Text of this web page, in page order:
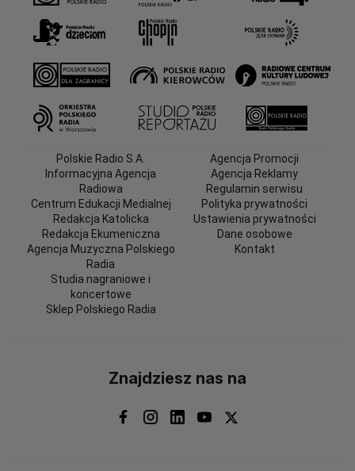
Polskie Radio S.A.
Informacyjna Agencja
Radiowa
Centrum Edukacji Medialnej
Redakcja Katolicka
Redakcja Ekumeniczna
Agencja Muzyczna Polskiego
Radia
Studia nagraniowe i
koncertowe
Sklep Polskiego Radia
Agencja Promocji
Agencja Reklamy
Regulamin serwisu
Polityka prywatności
Ustawienia prywatności
Dane osobowe
Kontakt
Znajdziesz nas na